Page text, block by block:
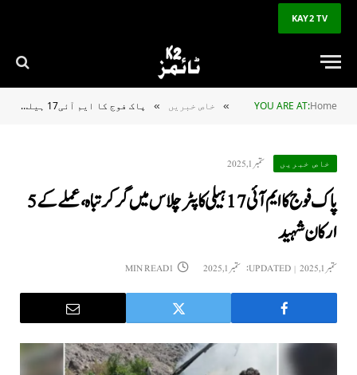
KAY2 TV
YOU ARE AT:Home
» خاص خبریں » پاک فوج کا ایم آئی17 ہیلی کاپٹر چلاس میں گر کر تباہ، عملے کے 5 ارکان شہید
خاص خبریں ستمبر 1, 2025
پاک فوج کا ایم آئی17 ہیلی کاپٹر چلاس میں گر کر تباہ، عملے کے 5
ارکان شہید
ستمبر 1, 2025 UPDATED: ستمبر 1, 2025 1 MIN READ